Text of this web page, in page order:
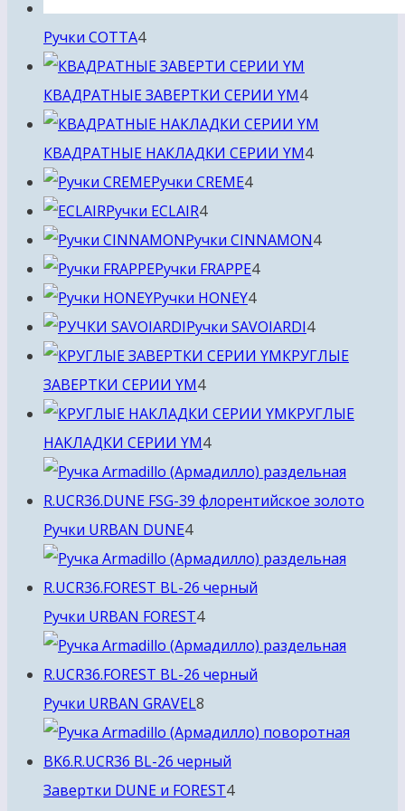
Ручки COTTA44
товара
КВАДРАТНЫЕ ЗАВЕРТКИ СЕРИИ YM44
товара
КВАДРАТНЫЕ НАКЛАДКИ СЕРИИ YM44
Ручки CREME44
Ручки ECLAIR44
товара
Ручки CINNAMON44
Ручки FRAPPE44
Ручки HONEY44
товара
Ручки SAVOIARDI44
товара
КРУГЛЫЕ
ЗАВЕРТКИ СЕРИИ YM44
товара
КРУГЛЫЕ
НАКЛАДКИ СЕРИИ YM44
товара
Ручки URBAN DUNE44
товара
Ручки URBAN FOREST44
товара
Ручки URBAN GRAVEL8
товаров
Завертки DUNE и FOREST44